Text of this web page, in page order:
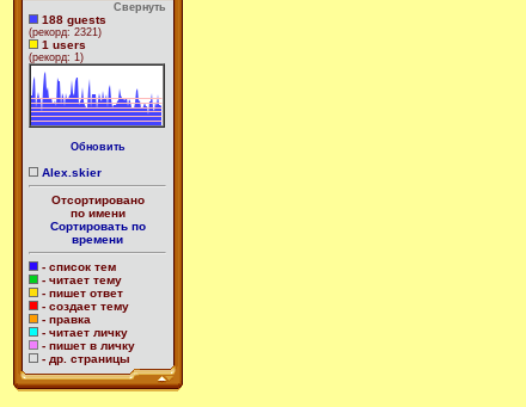
Свернуть
188 guests
(рекорд: 2321)
1 users
(рекорд: 1)
Обновить
Alex.skier
Отсортировано
по имени
Сортировать по
времени
- список тем
- читает тему
- пишет ответ
- создает тему
- правка
- читает личку
- пишет в личку
- др. страницы